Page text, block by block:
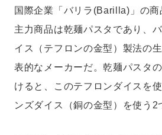
国際企業「バリラ(Barilla)」の
主力商品は乾麺パスタであり、
イス（テフロンの金型）製法の
表的なメーカーだ。乾麺パスタ
けると、このテフロンダイスを
ンズダイス（銅の金型）を使う2